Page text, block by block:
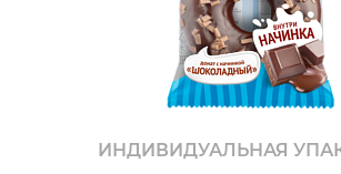
ИНДИВИДУАЛЬНАЯ